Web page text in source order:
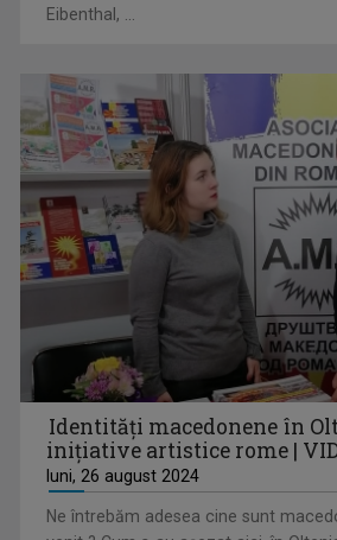
Informații verificate, de interes pentru ...
PRIM-PLAN OBIECTIV
Invitați deosebiți, proiecte interesante, ...
Eibenthal, ...
Identități macedonene în
inițiative artistice rome |
luni, 26 august 2024
Ne întrebăm adesea cine sunt